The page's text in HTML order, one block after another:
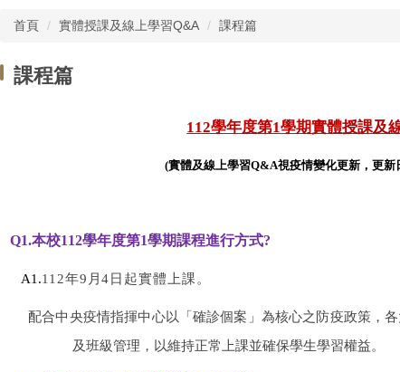
首頁 實體授課及線上學習Q&A 課程篇
課程篇
112學年度第1學期實體授課及
(實體及線上學習Q&A視疫情變化更新，更新
Q1.本校112學年度第1學期課程進行方式?
A1.112年9月4日起實體上課。
配合中央疫情指揮中心以「確診個案」為核心之防疫政策，
及班級管理，以維持正常上課並確保學生學習權益。